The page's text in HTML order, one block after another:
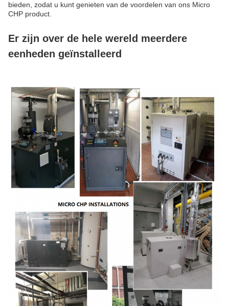
bieden, zodat u kunt genieten van de voordelen van ons Micro
CHP product.
Er zijn over de hele wereld meerdere
eenheden geïnstalleerd